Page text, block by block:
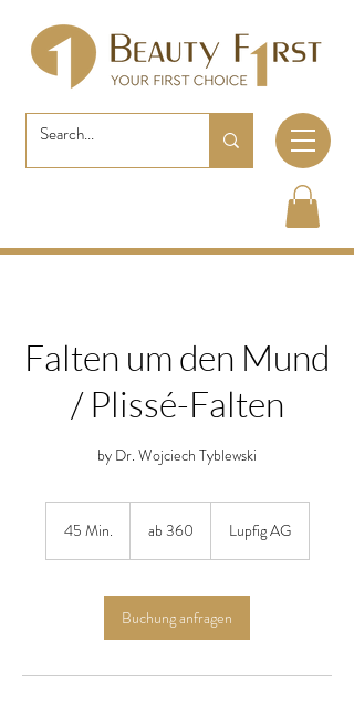
Falten um den Mund
/ Plissé-Falten
by Dr. Wojciech Tyblewski
45 Min.
i
.
ab 360 Lupfig AG
Buchung anfragen